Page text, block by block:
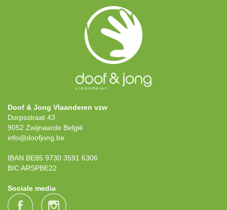
Doof & Jong Vlaanderen vzw
Dorpsstraat 43
9052 Zwijnaarde België
info@doofjong.be
IBAN BE85 9730 3591 6306
BIC ARSPBE22
Sociale media